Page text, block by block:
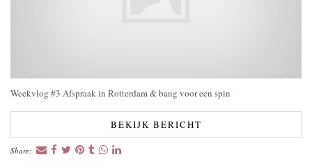
Weekvlog #3 Afspraak in Rotterdam & bang voor een spin
BEKIJK BERICHT
Share: